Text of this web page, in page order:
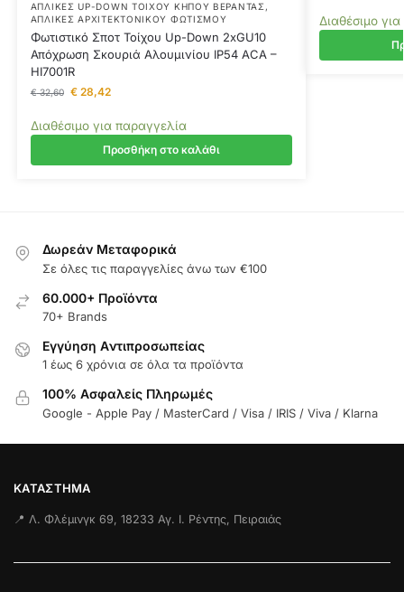
ΑΠΛΊΚΕΣ UP-DOWN ΤΟΊΧΟΥ ΚΉΠΟΥ ΒΕΡΆΝΤΑΣ ,
ΑΠΛΊΚΕΣ ΑΡΧΙΤΕΚΤΟΝΙΚΟΎ ΦΩΤΙΣΜΟΎ
Φωτιστικό Σποτ Τοίχου Up-Down 2xGU10
Απόχρωση Σκουριά Αλουμινίου IP54 ACA –
HI7001R
€32,60 €28,42
Διαθέσιμο για παραγγελία
Προσθήκη στο καλάθι
Διαθέσιμο
Δωρεάν Μεταφορικά
Σε όλες τις παραγγελίες άνω των €100
60.000+ Προϊόντα
70+ Brands
Εγγύηση Aντιπροσωπείας
1 έως 6 χρόνια σε όλα τα προϊόντα
100% Ασφαλείς Πληρωμές
Google - Apple Pay / MasterCard / Visa / IRIS / Viva / Klarna
ΚΑΤΆΣΤΗΜΑ
📍 Λ. Φλέμινγκ 69, 18233 Αγ. Ι. Ρέντης, Πειραιάς